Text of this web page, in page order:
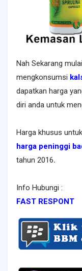
Nah Sekarang
mengkonsumsi
dapatkan harga
diri anda untuk
Harga khusus
harga peninggi
tahun 2016.
Info Hubungi :
FAST RESPONT